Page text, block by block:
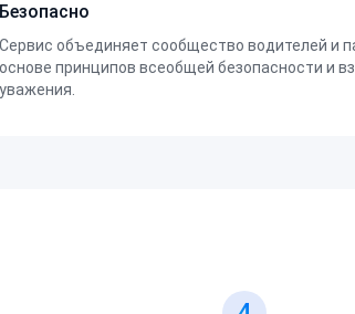
Безопасно
Сервис объединяет сообщество водителей и
основе принципов всеобщей безопасности и
уважения.